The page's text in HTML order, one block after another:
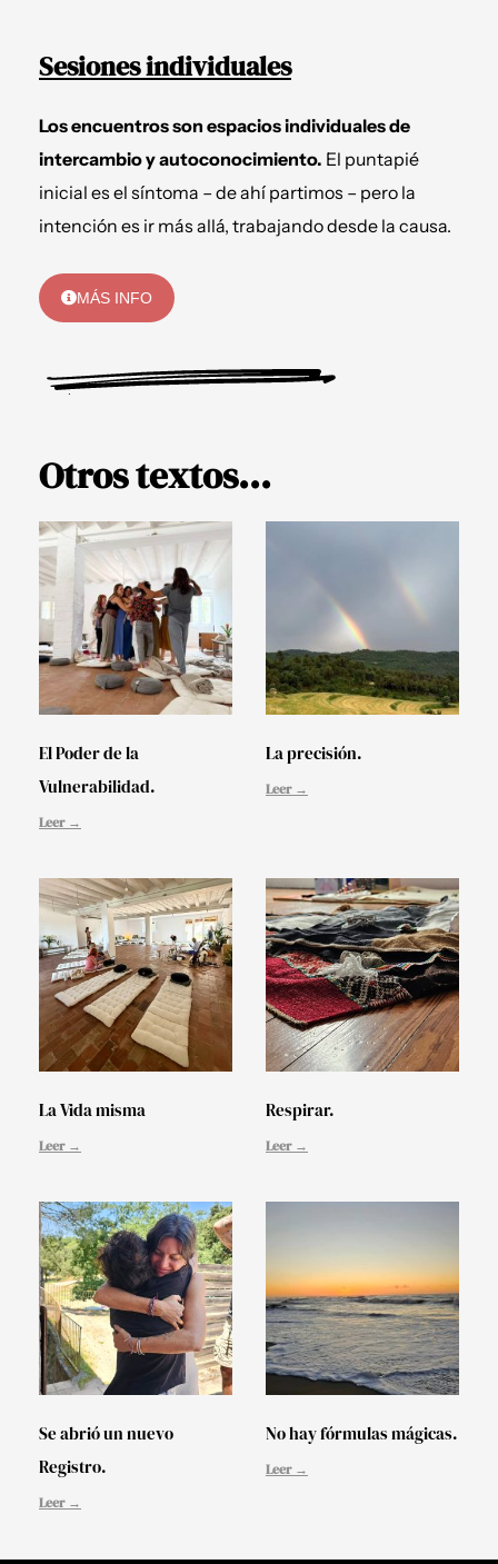
Sesiones individuales
Los encuentros son espacios individuales de
intercambio y autoconocimiento. El puntapié
inicial es el síntoma – de ahí partimos – pero la
intención es ir más allá, trabajando desde la causa.
MÁS INFO
Otros textos...
El Poder de la
Vulnerabilidad.
Leer →
La precisión.
Leer →
La Vida misma
Leer →
Respirar.
Leer →
Se abrió un nuevo
Registro.
Leer →
No hay fórmulas mágicas.
Leer →